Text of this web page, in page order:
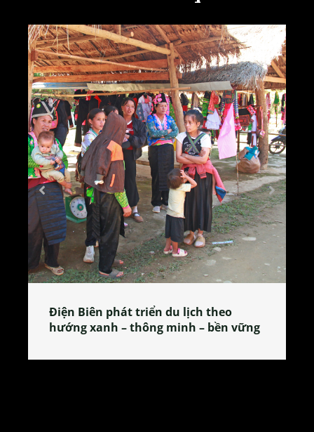
Làng làm bánh tẻ Phú Nhi – nơi lan
tỏa đặc sản xứ Đoài